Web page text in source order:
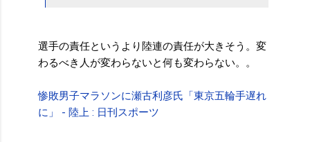
選手の責任というより陸連の責任が大きそう。変
わるべき人が変わらないと何も変わらない。。
惨敗男子マラソンに瀬古利彦氏「東京五輪手遅れ
に」 - 陸上 : 日刊スポーツ